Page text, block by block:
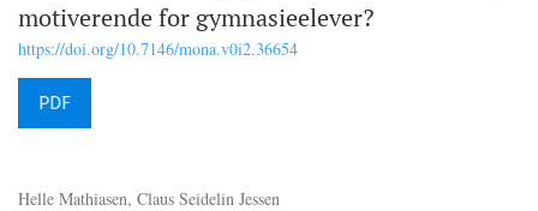
motiverende for gymnasieelever?
https://doi.org/10.7146/mona.v0i2.36654
PDF
Helle Mathiasen, Claus Seidelin Jessen